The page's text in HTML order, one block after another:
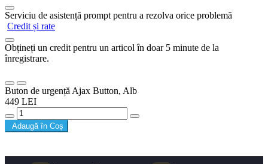
Serviciu de asistență prompt pentru a rezolva orice problemă
Credit și rate
Obțineți un credit pentru un articol în doar 5 minute de la
înregistrare.
Buton de urgență Ajax Button, Alb
449 LEI
Adaugă în Coș